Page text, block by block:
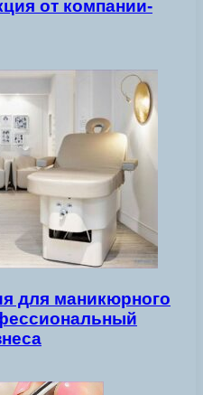
от компании-
для маникюрного